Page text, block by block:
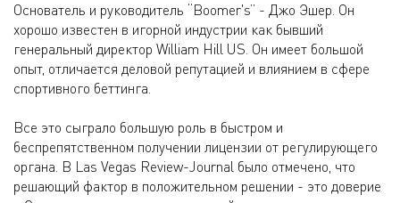
Основатель и руководитель “Boomer's” - Джо Эшер. Он
хорошо известен в игорной индустрии как бывший
генеральный директор William Hill US. Он имеет большой
опыт, отличается деловой репутацией и влиянием в сфере
спортивного беттинга.
Все это сыграло большую роль в быстром и
беспрепятственном получении лицензии от регулирующего
органа. В Las Vegas Review-Journal было отмечено, что
решающий фактор в положительном решении - это доверие